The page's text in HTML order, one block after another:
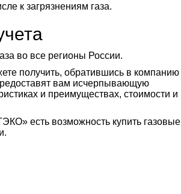
к загрязнениям газа.
во все регионы России.
получить, обратившись в компанию
вам исчерпывающую
и преимуществах, стоимости и
есть возможность купить газовые